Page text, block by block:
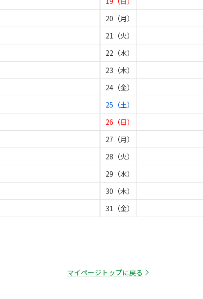
20（月）
21（火）
22（水）
23（木）
24（金）
25（土）
26（日）
27（月）
28（火）
29（水）
30（木）
31（金）
マイページトップに戻る